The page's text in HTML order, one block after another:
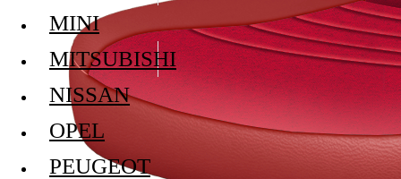
MINI
MITSUBISHI
NISSAN
OPEL
PEUGEOT